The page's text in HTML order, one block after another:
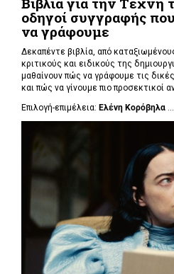
οδηγοί συγγραφής
να γράφουμε
Δεκαπέντε βιβλία, από
κριτικούς και ειδικούς της
μαθαίνουν πώς να γράφουμε τις
και πώς να γίνουμε πιο προσεκτικοί
Επιλογή-επιμέλεια: Ελένη Κορόβηλα